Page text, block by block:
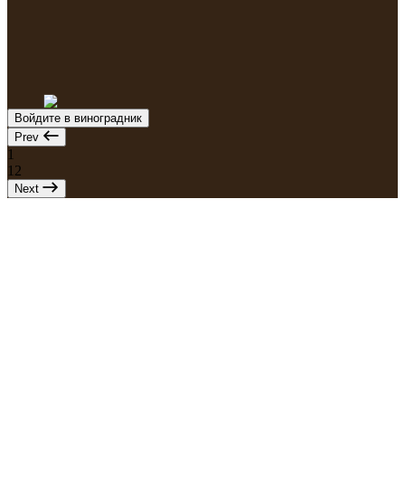
Войдите в виноградник
Prev
1
12
Next